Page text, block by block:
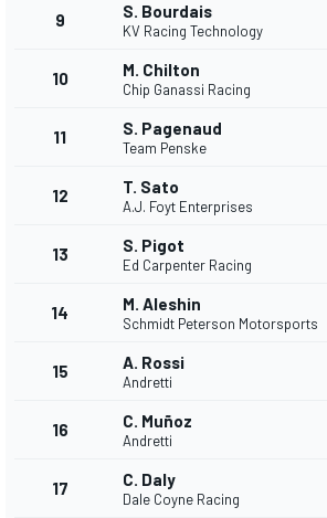
9 S. Bourdais
KV Racing Technology
10 M. Chilton
Chip Ganassi Racing
11 S. Pagenaud
Team Penske
12 T. Sato
A.J. Foyt Enterprises
13 S. Pigot
Ed Carpenter Racing
14 M. Aleshin
Schmidt Peterson Motorsports
15 A. Rossi
Andretti
16 C. Muñoz
Andretti
17 C. Daly
Dale Coyne Racing